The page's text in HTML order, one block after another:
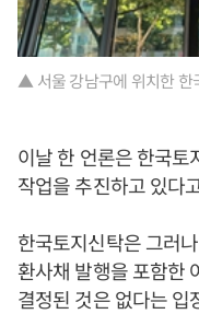
▲ 서울 강남구에 위치한 한
이날 한 언론은 한국토
작업을 추진하고 있다
한국토지신탁은 그러
환사채 발행을 포함한
결정된 것은 없다는 입